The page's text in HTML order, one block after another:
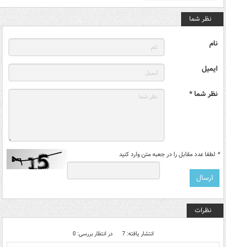
نظر شما
نام
ایمیل
نظر شما *
* لطفا عدد مقابل را در جعبه متن وارد کنید
نظرات
انتشار یافته: 7 در انتظار بررسی: 0